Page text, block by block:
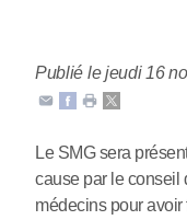
Publié le jeudi 16
Le SMG sera
cause par le conseil
médecins pour avoir